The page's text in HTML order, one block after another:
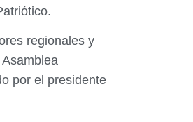
regionales y
por el presidente